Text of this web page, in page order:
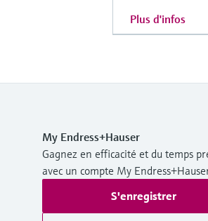
Plus d'infos
My Endress+Hauser
Gagnez en efficacité et du temps
avec un compte My
S'enregistrer